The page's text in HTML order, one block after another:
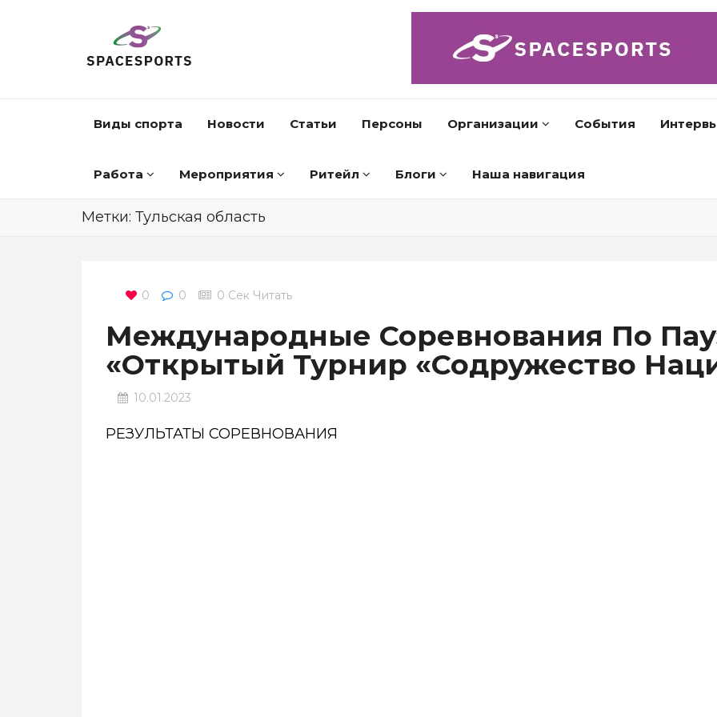
Виды спорта Новости Статьи Персоны Организации События
Работа Мероприятия Ритейл Блоги Наша навигация
Метки: Тульская область
0 0 0 Сек Читать
Международные Соревнования По
«Открытый Турнир «Содружество
10.01.2023
РЕЗУЛЬТАТЫ СОРЕВНОВАНИЯ